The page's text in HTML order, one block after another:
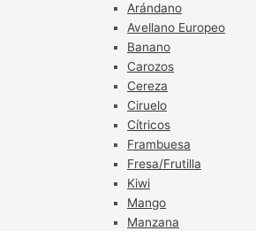
Arándano
Avellano Europeo
Banano
Carozos
Cereza
Ciruelo
Cítricos
Frambuesa
Fresa/Frutilla
Kiwi
Mango
Manzana